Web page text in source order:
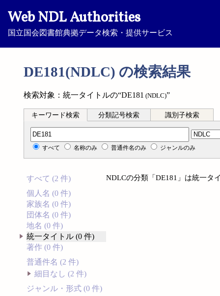
Web NDL Authorities
国立国会図書館典拠データ検索・提供サービス
DE181(NDLC) の検索結果
検索対象：統一タイトルの“DE181 (NDLC)”
キーワード検索 分類記号検索 識別子検索
分類記号検索
すべて 名称のみ 普通件名のみ ジャンルのみ
すべて (2 件)
個人名 (0 件)
家族名 (0 件)
団体名 (0 件)
地名 (0 件)
統一タイトル (0 件)
著作 (0 件)
普通件名 (2 件)
細目なし (2 件)
ジャンル・形式 (0 件)
NDLCの分類「DE181」は統一タ